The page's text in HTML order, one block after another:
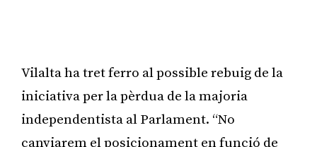
Vilalta ha tret ferro al possible rebuig de la
iniciativa per la pèrdua de la majoria
independentista al Parlament. “No
canviarem el posicionament en funció de